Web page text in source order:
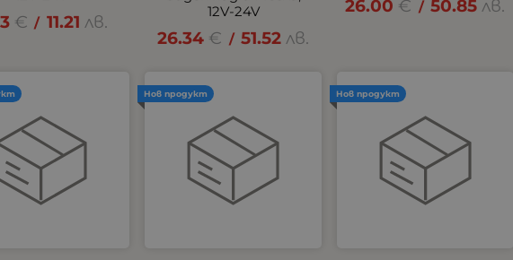
€ / 11.21 лв.
12V-24V
26.34 € / 51.52 лв.
26.00 € / 50.85 лв.
Нов продукт Нов продукт